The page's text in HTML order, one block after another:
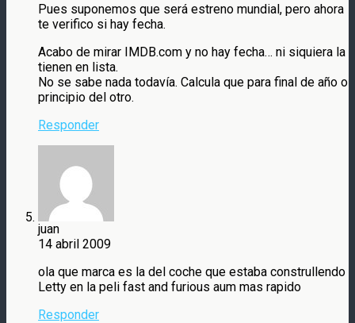
Pues suponemos que será estreno mundial, pero ahora
te verifico si hay fecha.
Acabo de mirar IMDB.com y no hay fecha… ni siquiera la
tienen en lista.
No se sabe nada todavía. Calcula que para final de año o
principio del otro.
Responder
juan
14 abril 2009
ola que marca es la del coche que estaba construllendo
Letty en la peli fast and furious aum mas rapido
Responder